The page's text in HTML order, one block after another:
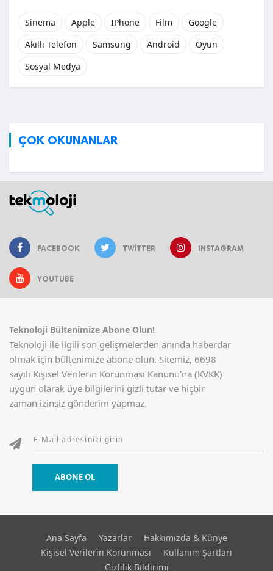
Sinema Apple IPhone Film
Google
Akıllı Telefon
Samsung Android
Oyun
Sosyal Medya
ÇOK OKUNANLAR
FACEBOOK TWITTER INSTAGRAM
YOUTUBE
Teknoloji Bültenimize Abone Olun!
Teknoloji ile ilgili son gelişmelerden anında haberdar
olmak için bültenimize abone olun. Sitemiz, 6698
sayılı Kişisel Verilerin Korunması Kanunu'na (KVKK)
uygun olarak üye bilgilerini gizli tutar ve hiçbir
zaman izinsiz gönderim yapmaz.
ABONE OL
Ana Sayfa Yazarlar
Hakkımızda & Künye
Kişisel Verilerin Korunması
Kullanım Şartları
Gizlilik Bildirimi